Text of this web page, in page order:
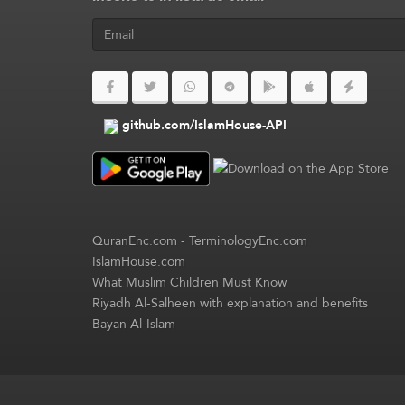
github.com/IslamHouse-API
QuranEnc.com-TerminologyEnc.com
IslamHouse.com
What Muslim Children Must Know
Riyadh Al-Salheen with explanation and benefits
Bayan Al-Islam